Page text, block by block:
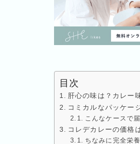
目次
肝心の味は？カレー
コミカルなパッケー
こんなケースで
コレデカレーの価格
ちなみに完全栄